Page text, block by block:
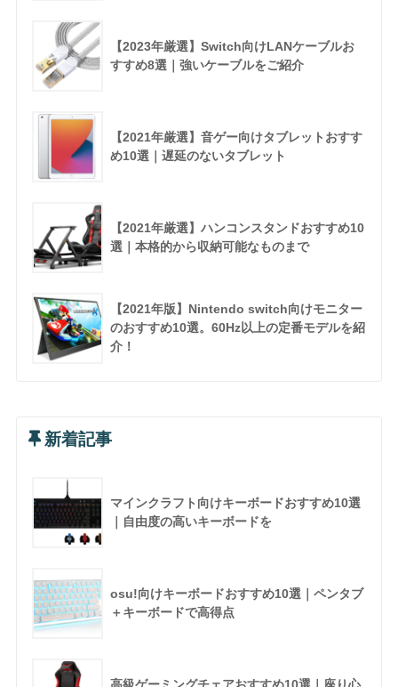
【2023年厳選】Switch向けLANケーブルお
すすめ8選｜強いケーブルをご紹介
【2021年厳選】音ゲー向けタブレットおすす
め10選｜遅延のないタブレット
【2021年厳選】ハンコンスタンドおすすめ10
選｜本格的から収納可能なものまで
【2021年版】Nintendo switch向けモニター
のおすすめ10選。60Hz以上の定番モデルを紹
介！
新着記事
マインクラフト向けキーボードおすすめ10選
｜自由度の高いキーボードを
osu!向けキーボードおすすめ10選｜ペンタブ
＋キーボードで高得点